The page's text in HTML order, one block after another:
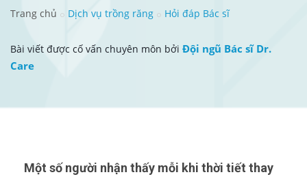
Trang chủ Dịch vụ trồng răng Hỏi đáp Bác sĩ
Bài viết được cố vấn chuyên môn bởi Đội ngũ Bác sĩ Dr.
Care
Một số người nhận thấy mỗi khi thời tiết thay